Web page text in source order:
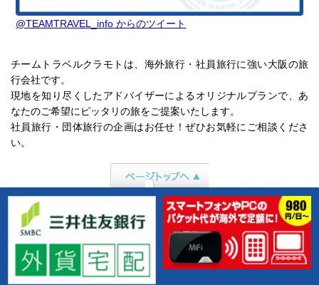
@TEAMTRAVEL_info からのツイート
チームトラベルクラモトは、海外旅行・社員旅行に強い大阪の旅
行会社です。
現地を知り尽くしたアドバイザーによるオリジナルプランで、あ
なたのご希望にピッタリの旅をご提案いたします。
社員旅行・団体旅行の企画はお任せ！ぜひお気軽にご相談くださ
い。
ページトップへ行